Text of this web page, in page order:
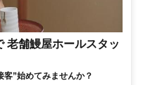
老舗鰻屋ホールスタッ
”始めてみませんか？